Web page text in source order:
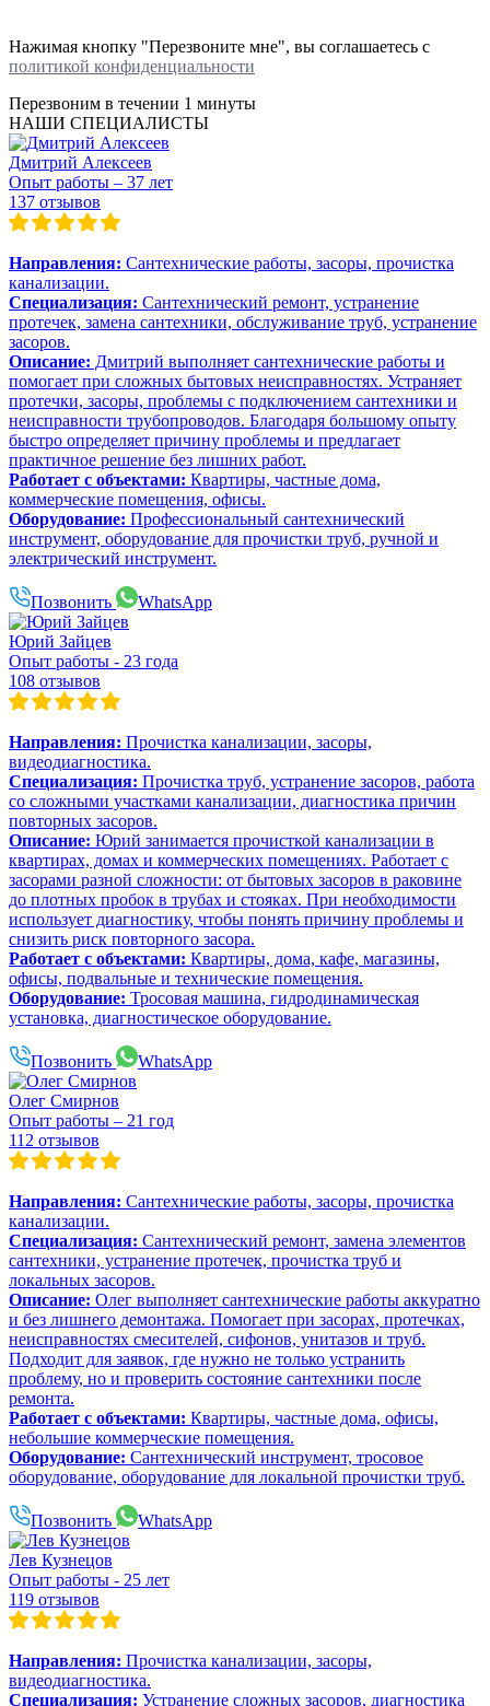
Нажимая кнопку "Перезвоните мне", вы соглашаетесь с
политикой конфиденциальности
Перезвоним в течении 1 минуты
НАШИ СПЕЦИАЛИСТЫ
Дмитрий Алексеев
Опыт работы – 37 лет
137 отзывов
Направления: Сантехнические работы, засоры, прочистка
канализации.
Специализация: Сантехнический ремонт, устранение
протечек, замена сантехники, обслуживание труб, устранение
засоров.
Описание: Дмитрий выполняет сантехнические работы и
помогает при сложных бытовых неисправностях. Устраняет
протечки, засоры, проблемы с подключением сантехники и
неисправности трубопроводов. Благодаря большому опыту
быстро определяет причину проблемы и предлагает
практичное решение без лишних работ.
Работает с объектами: Квартиры, частные дома,
коммерческие помещения, офисы.
Оборудование: Профессиональный сантехнический
инструмент, оборудование для прочистки труб, ручной и
электрический инструмент.
Позвонить WhatsApp
Юрий Зайцев
Опыт работы - 23 года
108 отзывов
Направления: Прочистка канализации, засоры,
видеодиагностика.
Специализация: Прочистка труб, устранение засоров, работа
со сложными участками канализации, диагностика причин
повторных засоров.
Описание: Юрий занимается прочисткой канализации в
квартирах, домах и коммерческих помещениях. Работает с
засорами разной сложности: от бытовых засоров в раковине
до плотных пробок в трубах и стояках. При необходимости
использует диагностику, чтобы понять причину проблемы и
снизить риск повторного засора.
Работает с объектами: Квартиры, дома, кафе, магазины,
офисы, подвальные и технические помещения.
Оборудование: Тросовая машина, гидродинамическая
установка, диагностическое оборудование.
Позвонить WhatsApp
Олег Смирнов
Опыт работы – 21 год
112 отзывов
Направления: Сантехнические работы, засоры, прочистка
канализации.
Специализация: Сантехнический ремонт, замена элементов
сантехники, устранение протечек, прочистка труб и
локальных засоров.
Описание: Олег выполняет сантехнические работы аккуратно
и без лишнего демонтажа. Помогает при засорах, протечках,
неисправностях смесителей, сифонов, унитазов и труб.
Подходит для заявок, где нужно не только устранить
проблему, но и проверить состояние сантехники после
ремонта.
Работает с объектами: Квартиры, частные дома, офисы,
небольшие коммерческие помещения.
Оборудование: Сантехнический инструмент, тросовое
оборудование, оборудование для локальной прочистки труб.
Позвонить WhatsApp
Лев Кузнецов
Опыт работы - 25 лет
119 отзывов
Направления: Прочистка канализации, засоры,
видеодиагностика.
Специализация: Устранение сложных засоров, диагностика